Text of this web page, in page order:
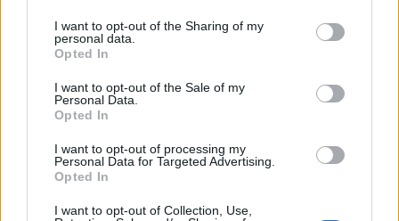
not limited to your visit or usage behaviour. You may click to
grant or deny consent to Google and its third-party tags to
use your data for below specified purposes in below Google
consent section.
I want to opt-out of the Sharing of my
personal data.
Opted In
I want to opt-out of the Sale of my
Personal Data.
Opted In
I want to opt-out of processing my
Personal Data for Targeted Advertising.
Opted In
I want to opt-out of Collection, Use,
Σχολίασε εδώ
50 /50